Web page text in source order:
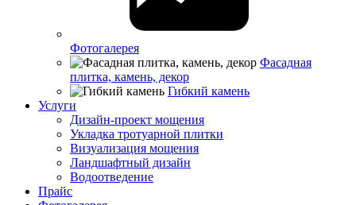
Фотогалерея
Фасадная
плитка, камень, декор
Гибкий камень
Услуги
Дизайн-проект мощения
Укладка тротуарной плитки
Визуализация мощения
Ландшафтный дизайн
Водоотведение
Прайс